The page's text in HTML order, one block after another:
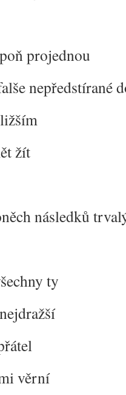
projednou
nepředstírané
žít
následků
ty
věrní